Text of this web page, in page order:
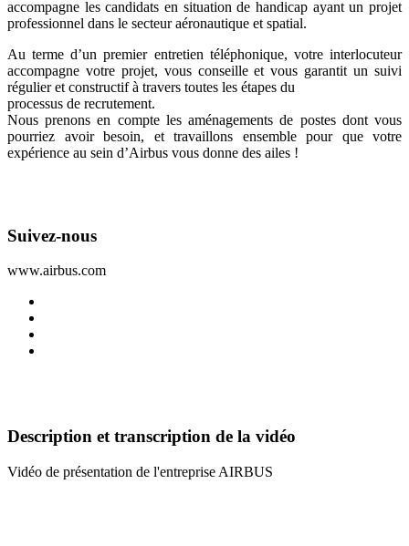
accompagne les candidats en situation de handicap ayant un projet
professionnel dans le secteur aéronautique et spatial.
Au terme d’un premier entretien téléphonique, votre interlocuteur
accompagne votre projet, vous conseille et vous garantit un suivi
régulier et constructif à travers toutes les étapes du
processus de recrutement.
Nous prenons en compte les aménagements de postes dont vous
pourriez avoir besoin, et travaillons ensemble pour que votre
expérience au sein d’Airbus vous donne des ailes !
Suivez-nous
www.airbus.com
Description et transcription de la vidéo
Vidéo de présentation de l'entreprise AIRBUS